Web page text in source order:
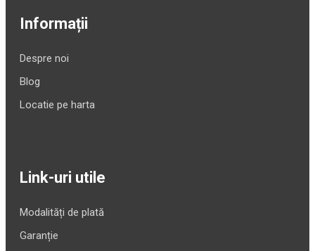
Informații
Despre noi
Blog
Locatie pe harta
Link-uri utile
Modalități de plată
Garanție